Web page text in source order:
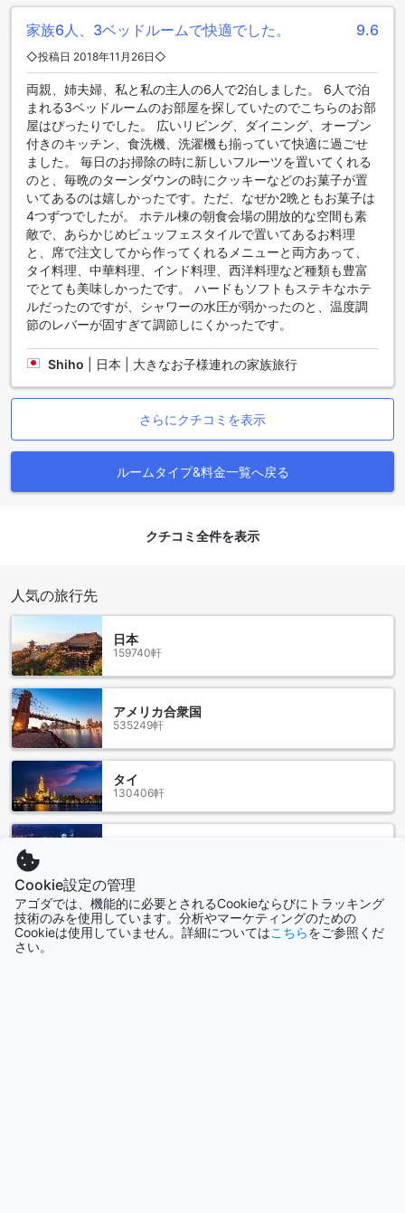
りつつ、ゆっくりとした睡眠をお楽しみいただけます。
アナンタラ サービスド スイーツは、お客様に充実したダイニ
ング体験を提供しています。ホテル内には24時間ルームサー
ビスがあり、いつでもお部屋でお食事を楽しむことができま
す。また、コーヒーショップもあり、美味しいコーヒーを楽
しみながらくつろぐことができます。さらに、レストランも
あり、シェフが腕を振るう本格的な料理を味わうことができ
ます。お部屋での食事も可能で、お好きなメニューをお選び
いただき、快適な空間でお食事をお楽しみいただけます。共
用キッチンもあり、自分で料理を作ることもできます。ま
た、毎日のハウスキーピングサービスも行っており、清潔な
状態で食事を楽しむことができます。アナンタラ サービスド
スイーツでは、お客様のダイニング体験を最高のものにする
ために、さまざまな施設を提供しています。
アナンタラ サービスド スイーツのお部屋の種類
アナンタラ サービスド スイーツでは、さまざまなお部屋の選
択肢があります。ワンベッドルームスイートは60平方メート
ルームは90平方メートルで、キングベッド1台とクイーンベッ
ド1台があります。3ベッドルームスイートは160平方メート
ド1台が備わっています。さらに、2ベッドルームスイートは
90平方メートルで、キングベッド1台とクイーンベッド1台が
格と簡単で手間のかからない体験を提供します。
ナイトバザールは、チェンマイで最も魅力的な観光スポット
人々が訪れます。ナイトバザールは、伝統的なタイの文化と
現代のショッピングの融合を楽しむことができる場所です。
ナイトバザールは、さまざまな商品が並ぶ市場で、タイの伝
統的な工芸品、衣料品、アクセサリー、お土産などが豊富に
揃っています。また、美味しいタイ料理の屋台やレストラン
も多くあり、地元の味を楽しむことができます。さらに、ナ
イトバザール周辺には、バー、カフェ、エンターテイメント
施設などもあり、夜遅くまで楽しむことができます。
ナイトバザールは、チェンマイの文化と活気を体験する絶好
の場所です。夜の宝石とも言えるこの場所は、旅行者にとっ
て必見の観光スポットです。ナイトバザール周辺のアナンタ
ラ サービスド スイーツは、この魅力的な場所を訪れる旅行者
にとって最適な宿泊施設です。
アナンタラ サービスド スイーツへのアクセス
チェンマイへの旅行を計画している方にとって、アナンタラ
サービスド スイーツへのアクセスは非常に便利です。チェン
家族6人、3ベッドルームで快適でした。 9.6
◇投稿日 2018年11月26日◇
両親、姉夫婦、私と私の主人の6人で2泊しました。 6人で泊
まれる3ベッドルームのお部屋を探していたのでこちらのお部
屋はぴったりでした。 広いリビング、ダイニング、オーブン
付きのキッチン、食洗機、洗濯機も揃っていて快適に過ごせ
ました。 毎日のお掃除の時に新しいフルーツを置いてくれる
のと、毎晩のターンダウンの時にクッキーなどのお菓子が置
いてあるのは嬉しかったです。ただ、なぜか2晩ともお菓子は
4つずつでしたが。 ホテル棟の朝食会場の開放的な空間も素
敵で、あらかじめビュッフェスタイルで置いてあるお料理
と、席で注文してから作ってくれるメニューと両方あって、
タイ料理、中華料理、インド料理、西洋料理など種類も豊富
でとても美味しかったです。 ハードもソフトもステキなホテ
ルだったのですが、シャワーの水圧が弱かったのと、温度調
節のレバーが固すぎて調節しにくかったです。
Shiho 日本 | 大きなお子様連れの家族旅行
さらにクチコミを表示
ルームタイプ&料金一覧へ戻る
クチコミ全件を表示
人気の旅行先
日本
159740軒
アメリカ合衆国
535249軒
タイ
130406軒
シンガポール
1506軒
Cookie設定の管理
アゴダでは、機能的に必要とされるCookieならびにトラッキング
技術のみを使用しています。分析やマーケティングのための
Cookieは使用していません。詳細についてはこちらをご参照くだ
さい。